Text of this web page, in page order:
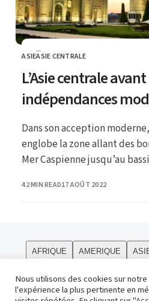
CATEGORY
ASIEASIE CENTRALE
L’Asie centrale
indépendances
Dans son acception
englobe la zone allant des
Mer Caspienne jusqu’au
Mongolie et la Sibérie
42 MIN READPUBLISHED
17 AOÛT 2022
AFRIQUE AMERIQUE
Nous utilisons des cookies sur
l'expérience la plus pertinente en